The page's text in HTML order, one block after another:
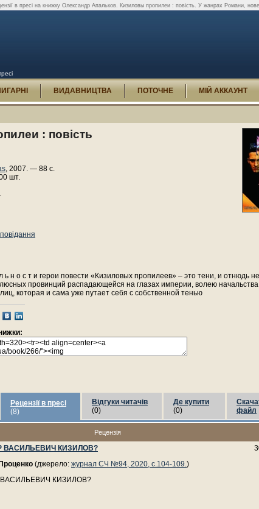
в пресі на книжку Олександр Апальков. Кизиловы пропилеи : повість. У жанрах Романи,
ВИДАВНИЦТВА ПОТОЧНЕ МІЙ АККАУНТ
: повість
, 2007. — 88 с.
шт.
ь н о с т и герои повести «Кизиловых пропилеев» – это тени, и отнюдь
провинций распадающейся на глазах империи, волею
которая и сама уже путает себя с собственной тенью
Рецензії в пресі
(8)
Відгуки читачів
(0)
Де купити
(0)
файл
Рецензія
ВАСИЛЬЕВИЧ КИЗИЛОВ?
(джерело: журнал СЧ №94, 2020, с.104-109.)
КИЗИЛОВ?